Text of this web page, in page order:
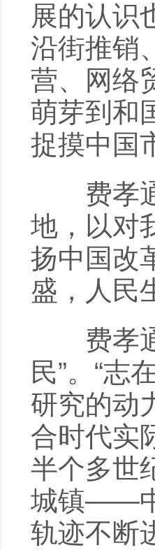
展的认识
沿街推销
营、网络
萌芽到和
捉摸中国
费孝通
地，以对
扬中国改
盛，人民
费孝通
民”。“志
研究的动
合时代实
半个多世
城镇——
轨迹不断